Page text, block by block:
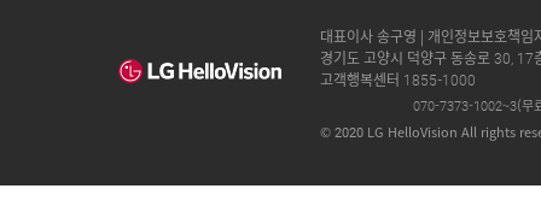
대표이사 송구영 | 개인정보보호책
경기도 고양시 덕양구 동송로 30,
고객행복센터 1855-1000
070-7373-1002~3(무
© 2020 LG HelloVision All rights